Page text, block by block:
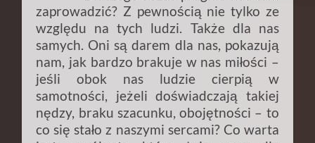
zaprowadzić? Z pewnością nie tylko ze
względu na tych ludzi. Także dla nas
samych. Oni są darem dla nas, pokazują
nam, jak bardzo brakuje w nas miłości –
jeśli obok nas ludzie cierpią w
samotności, jeżeli doświadczają takiej
nędzy, braku szacunku, obojętności – to
co się stało z naszymi sercami? Co warta